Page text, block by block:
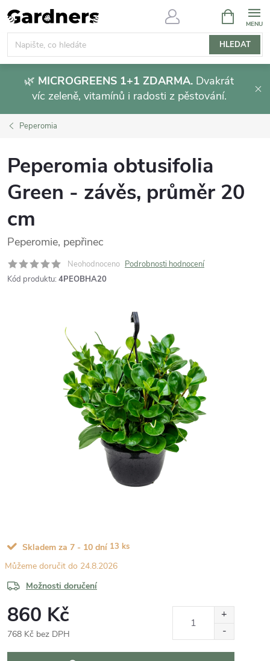
Přejít
na
obsah
HLEDAT
NÁKUPNÍ
KOŠÍK
🌿 MICROGREENS 1+1 ZDARMA. Dvakrát
víc zeleně, vitamínů i radosti z pěstování.
Peperomia
Peperomia obtusifolia
Green - závěs, průměr 20
cm
Peperomie, pepřinec
Neohodnoceno Podrobnosti hodnocení
Kód produktu: 4PEOBHA20
Skladem za 7 - 10 dní 13 ks
24.8.2026
Možnosti doručení
860 Kč
768 Kč bez DPH